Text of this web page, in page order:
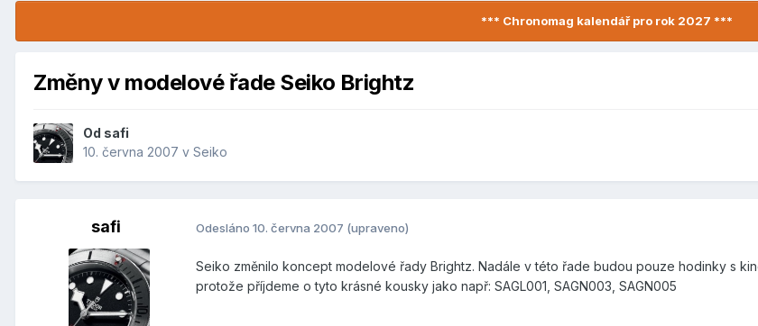
*** Chronomag kalendář pro rok 2027 ***
Změny v modelové řade Seiko Brightz
Od safi
10. června 2007 v Seiko
safi Odesláno 10. června 2007 (upraveno)
Seiko změnilo koncept modelové řady Brightz. Nadále v této řade budou pouze hodinky s
protože příjdeme o tyto krásné kousky jako např: SAGL001, SAGN003, SAGN005